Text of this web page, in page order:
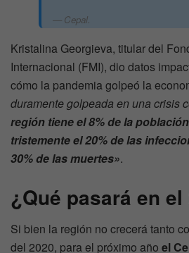
Cepal.
Kristalina Georgieva, titular del
Internacional (FMI), dio datos
cómo la pandemia golpeó la
duramente golpeada en una crisis
región tiene el 8% de la
tristemente el 20% de las
30% de las muertes».
¿Qué pasará en el
Si bien la región no crecerá tanto
del 2020, para el próximo año el